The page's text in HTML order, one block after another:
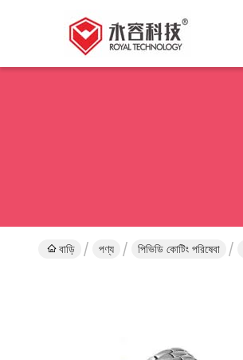
বাড়ি পণ্য পিভিডি কোটিং পরিষেবা